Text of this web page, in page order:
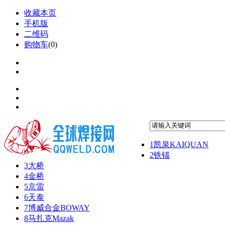
收藏本页
手机版
二维码
购物车(0)
1凯泉KAIQUAN
2铁锚
3大桥
4金桥
5京雷
6天泰
7博威合金BOWAY
8马扎克Mazak